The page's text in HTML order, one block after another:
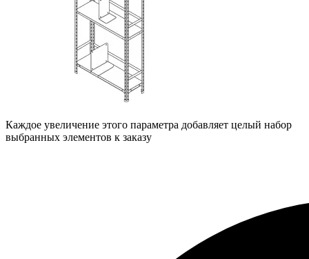
Каждое увеличение этого параметра добавляет целый набор
выбранных элементов к заказу